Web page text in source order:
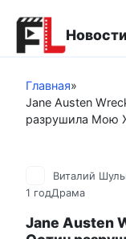
контенту
Главная»
Jane Austen
разрушила Мою
Виталий
1 годДрама
Jane Austen